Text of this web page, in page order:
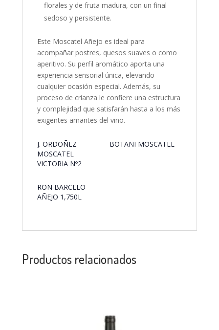
florales y de fruta madura, con un final
sedoso y persistente.
Este Moscatel Añejo es ideal para
acompañar postres, quesos suaves o como
aperitivo. Su perfil aromático aporta una
experiencia sensorial única, elevando
cualquier ocasión especial. Además, su
proceso de crianza le confiere una estructura
y complejidad que satisfarán hasta a los más
exigentes amantes del vino.
J. ORDOÑEZ
MOSCATEL
VICTORIA Nº2
BOTANI MOSCATEL
RON BARCELO
AÑEJO 1,750L
Productos relacionados